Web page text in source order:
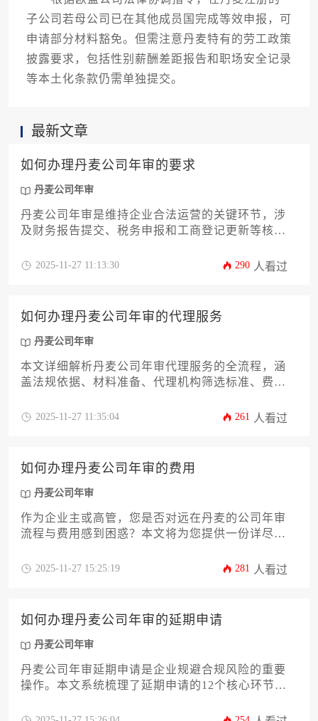
子公司若母公司已在其他成员国完成等效申报，可
申请部分材料豁免。但需注意丹麦特有的劳工政策
披露要求，包括性别薪酬差距报告和职场安全记录
等本土化条款仍需单独提交。
最新文章
如何办理丹麦公司年审的要求
丹麦公司年审
丹麦公司年审是维持企业合法运营的关键环节，涉
及财务报告提交、税务申报和工商登记更新等核心
规定的年审流程、时间节点、常见风险及合规技
2025-11-27 11:13:30 290 人看过
如何办理丹麦公司年审的代理服务
丹麦公司年审
本文详细解析丹麦公司年审代理服务的全流程，涵
盖法规依据、材料准备、代理机构筛选标准、费用
供规避合规风险、优化税务申报的实用策略，帮助
2025-11-27 11:35:04 261 人看过
如何办理丹麦公司年审的费用
丹麦公司年审
作为企业主或高管，您是否对远在丹麦的公司年审
流程与费用感到困惑？本文将为您提供一份详尽的
成、关键时间节点以及优化成本的实用策略。我们
风险，确保您的丹麦公司合规运营，让您对这笔必
要支出心中有数。
2025-11-27 15:25:19 281 人看过
如何办理丹麦公司年审的延期申请
丹麦公司年审
丹麦公司年审延期申请是企业规避合规风险的重要
操作。本文系统梳理了延期申请的12个核心环节，
用缴纳标准及后续合规管理要点，帮助企业主在高